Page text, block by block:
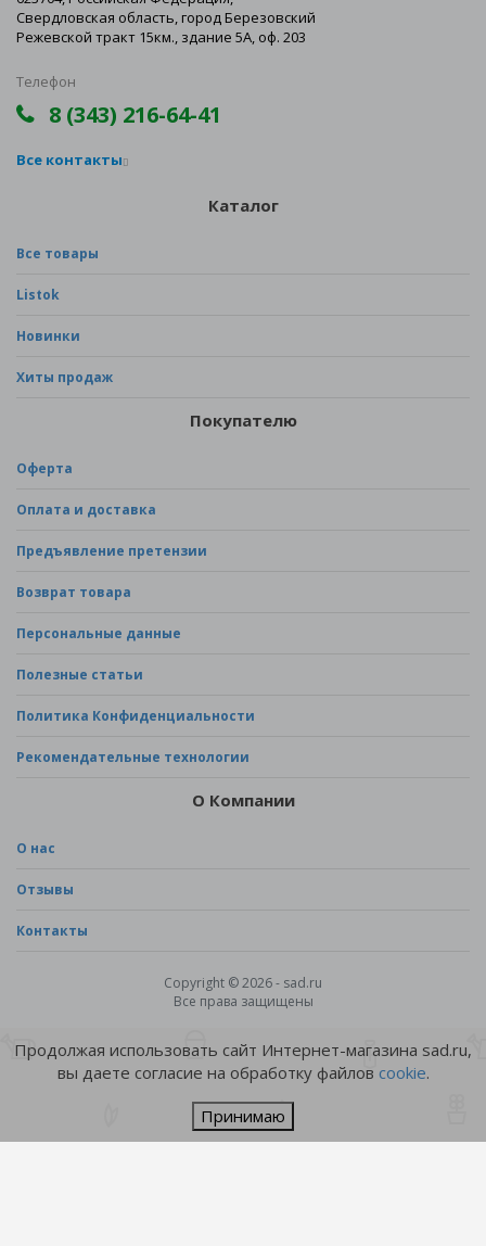
Свердловская область, город Березовский
Режевской тракт 15км., здание 5А, оф. 203
Телефон
8 (343) 216-64-41
Все контакты
Каталог
Все товары
Listok
Новинки
Хиты продаж
Покупателю
Оферта
Оплата и доставка
Предъявление претензии
Возврат товара
Персональные данные
Полезные статьи
Политика Конфиденциальности
Рекомендательные технологии
О Компании
О нас
Отзывы
Контакты
Copyright © 2026 - sad.ru
Все права защищены
Продолжая использовать сайт Интернет-магазина sad.ru,
вы даете согласие на обработку файлов cookie.
Принимаю